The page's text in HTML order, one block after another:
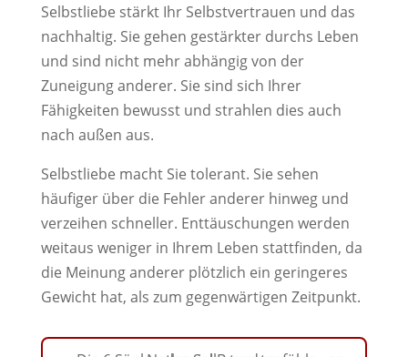
Selbstliebe stärkt Ihr Selbstvertrauen und das
nachhaltig. Sie gehen gestärkter durchs Leben
und sind nicht mehr abhängig von der
Zuneigung anderer. Sie sind sich Ihrer
Fähigkeiten bewusst und strahlen dies auch
nach außen aus.
Selbstliebe macht Sie tolerant. Sie sehen
häufiger über die Fehler anderer hinweg und
verzeihen schneller. Enttäuschungen werden
weitaus weniger in Ihrem Leben stattfinden, da
die Meinung anderer plötzlich ein geringeres
Gewicht hat, als zum gegenwärtigen Zeitpunkt.